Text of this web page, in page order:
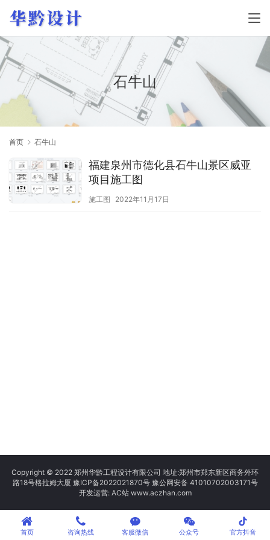
石牛山
首页 石牛山
福建泉州市德化县石牛山景区威亚
项目施工图
施工图 2022年11月17日
Copyright © 2022 郑州华黔工程设计有限公司 地址:郑州市郑东新区商务外环
路18号格拉姆大厦 豫ICP备2022021870号 豫公网安备 41010702003171号
开发运营: AC站 www.aczhan.com
首页 咨询热线 客服微信 公众号
tiktok
官方抖音